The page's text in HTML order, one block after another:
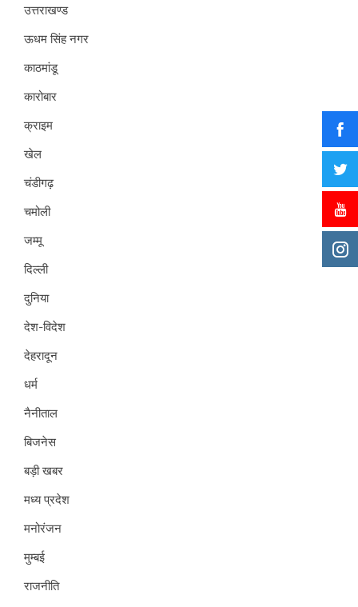
उत्तराखण्ड
ऊधम सिंह नगर
काठमांडू
कारोबार
क्राइम
खेल
चंडीगढ़
चमोली
जम्मू
दिल्ली
दुनिया
देश-विदेश
देहरादून
धर्म
नैनीताल
बिजनेस
बड़ी खबर
मध्य प्रदेश
मनोरंजन
मुम्बई
राजनीति